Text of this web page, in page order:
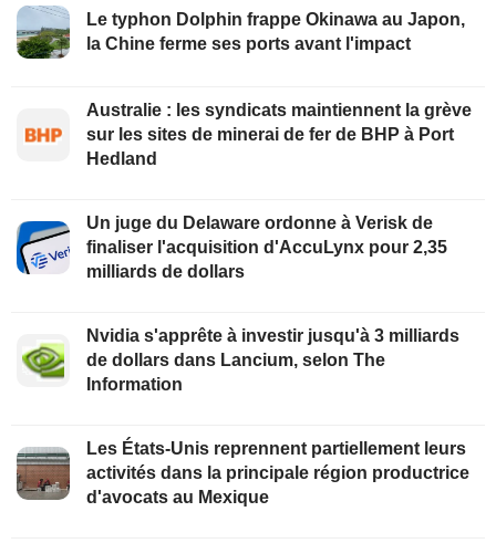
Le typhon Dolphin frappe Okinawa au Japon,
la Chine ferme ses ports avant l'impact
Australie : les syndicats maintiennent la grève
sur les sites de minerai de fer de BHP à Port
Hedland
Un juge du Delaware ordonne à Verisk de
finaliser l'acquisition d'AccuLynx pour 2,35
milliards de dollars
Nvidia s'apprête à investir jusqu'à 3 milliards
de dollars dans Lancium, selon The
Information
Les États-Unis reprennent partiellement leurs
activités dans la principale région productrice
d'avocats au Mexique